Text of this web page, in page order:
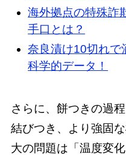
海外拠点の特殊詐
手口とは？
奈良漬け10切れで
科学的データ！
さらに、餅つきの過
結びつき、より強固
大の問題は「温度変